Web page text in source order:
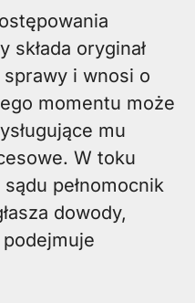
składa oryginał
sprawy i wnosi o
momentu może
mu
W toku
pełnomocnik
dowody,
podejmuje